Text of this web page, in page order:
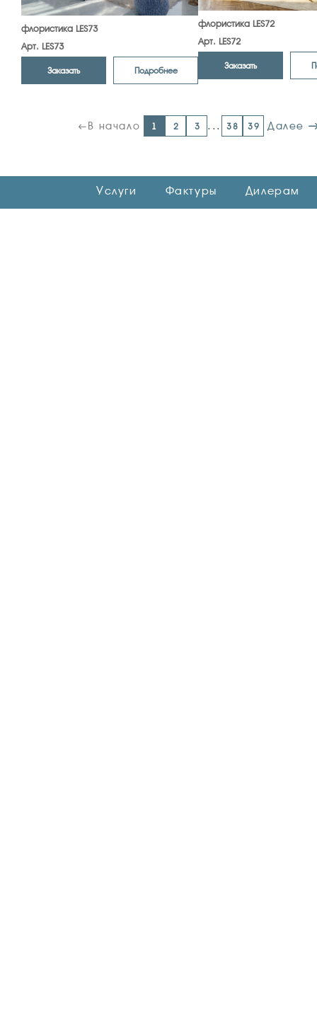
флористика LES73
Арт. LES73
Заказать Подробнее
флористика LES72
Арт. LES72
Заказать
В начало 1 2 3 ... 38 39 Далее
Услуги Фактуры Дилерам